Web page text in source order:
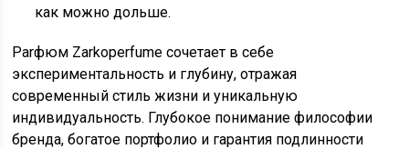
как можно дольше.
Parфюм Zarkoperfume сочетает в себе
экспериментальность и глубину, отражая
современный стиль жизни и уникальную
индивидуальность. Глубокое понимание философии
бренда, богатое портфолио и гарантия подлинности